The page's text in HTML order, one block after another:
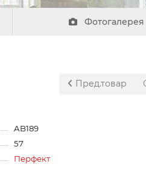
Фотогалерея
Пред.товар
AB189
57
Перфект